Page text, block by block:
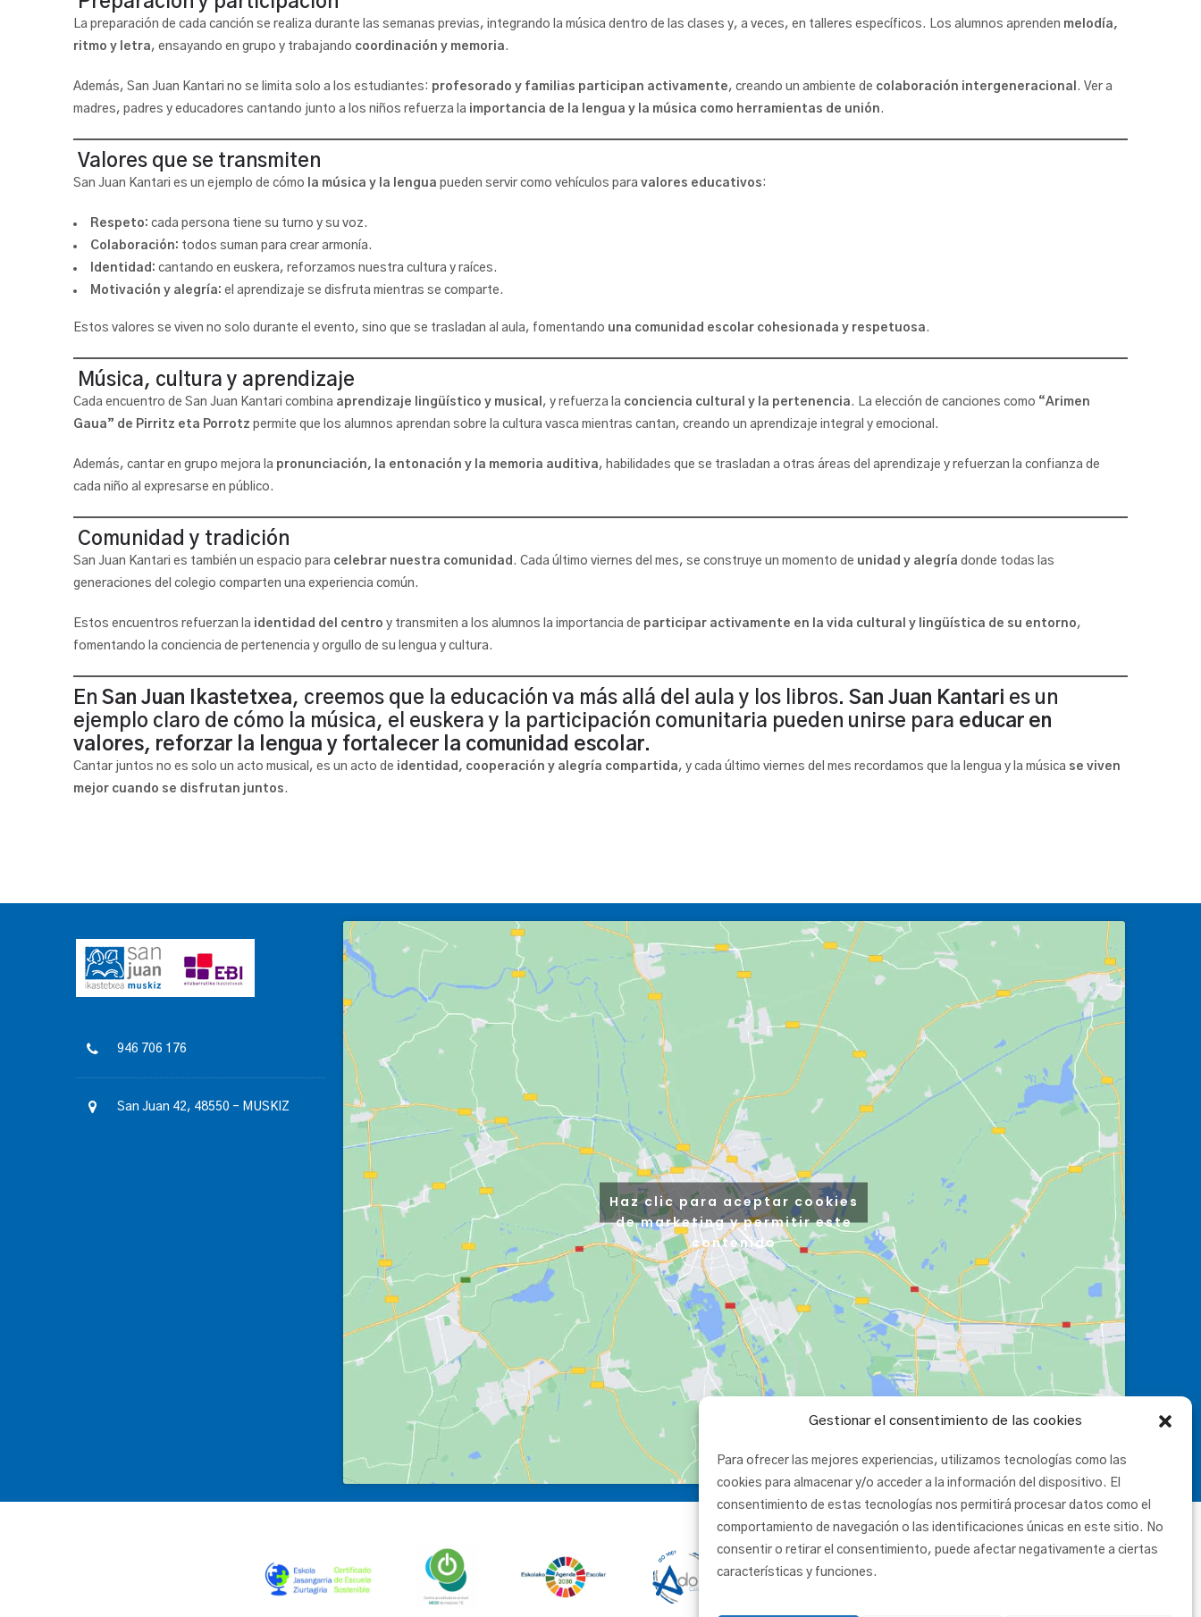
Gestionar el consentimiento de las cookies
Para ofrecer las mejores experiencias, utilizamos tecnologías como las
cookies para almacenar y/o acceder a la información del dispositivo. El
consentimiento de estas tecnologías nos permitirá procesar datos como el
comportamiento de navegación o las identificaciones únicas en este sitio. No
consentir o retirar el consentimiento, puede afectar negativamente a ciertas
características y funciones.
La preparación de cada canción se realiza durante las semanas previas, integrando la música dentro de las clases y, a veces, en talleres específicos. Los alumnos aprenden melodía,
ritmo y letra, ensayando en grupo y trabajando coordinación y memoria.
Además, San Juan Kantari no se limita solo a los estudiantes: profesorado y familias participan activamente, creando un ambiente de colaboración intergeneracional . Ver a
madres, padres y educadores cantando junto a los niños refuerza la importancia de la lengua y la música como herramientas de unión.
Valores que se transmiten
San Juan Kantari es un ejemplo de cómo la música y la lengua pueden servir como vehículos para valores educativos:
Respeto: cada persona tiene su turno y su voz.
Colaboración: todos suman para crear armonía.
Identidad: cantando en euskera, reforzamos nuestra cultura y raíces.
Motivación y alegría: el aprendizaje se disfruta mientras se comparte.
Estos valores se viven no solo durante el evento, sino que se trasladan al aula, fomentando una comunidad escolar cohesionada y respetuosa.
Música, cultura y aprendizaje
Cada encuentro de San Juan Kantari combina aprendizaje lingüístico y musical , y refuerza la conciencia cultural y la pertenencia. La elección de canciones como “Arimen
Gaua” de Pirritz eta Porrotz permite que los alumnos aprendan sobre la cultura vasca mientras cantan, creando un aprendizaje integral y emocional.
Además, cantar en grupo mejora la pronunciación, la entonación y la memoria auditiva, habilidades que se trasladan a otras áreas del aprendizaje y refuerzan la confianza de
cada niño al expresarse en público.
Comunidad y tradición
San Juan Kantari es también un espacio para celebrar nuestra comunidad . Cada último viernes del mes, se construye un momento de unidad y alegría donde todas las
generaciones del colegio comparten una experiencia común.
Estos encuentros refuerzan la identidad del centro y transmiten a los alumnos la importancia de participar activamente en la vida cultural y lingüística de su entorno,
fomentando la conciencia de pertenencia y orgullo de su lengua y cultura.
En San Juan Ikastetxea, creemos que la educación va más allá del aula y los libros. San Juan Kantari es un
ejemplo claro de cómo la música, el euskera y la participación comunitaria pueden unirse para educar en
valores, reforzar la lengua y fortalecer la comunidad escolar.
Cantar juntos no es solo un acto musical, es un acto de identidad, cooperación y alegría compartida, y cada último viernes del mes recordamos que la lengua y la música se viven
mejor cuando se disfrutan juntos.
946 706 176
San Juan 42, 48550 – MUSKIZ
Haz clic para aceptar cookies
de marketing y permitir este
contenido